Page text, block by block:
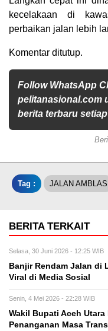
kecelakaan di
perbaikan jalan lebih
Komentar ditutup.
Follow WhatsApp
pelitanasional.com
berita terbaru
Tag : JALAN AMBLAS
BERITA TERKAIT
Selasa, 30 Juni 2026 - 12:25 WIB
Banjir Rendam Jalan di
Viral di Media Sosial
Senin, 4 Mei 2026 - 22:28 WIB
Wakil Bupati Aceh
Penanganan Masa